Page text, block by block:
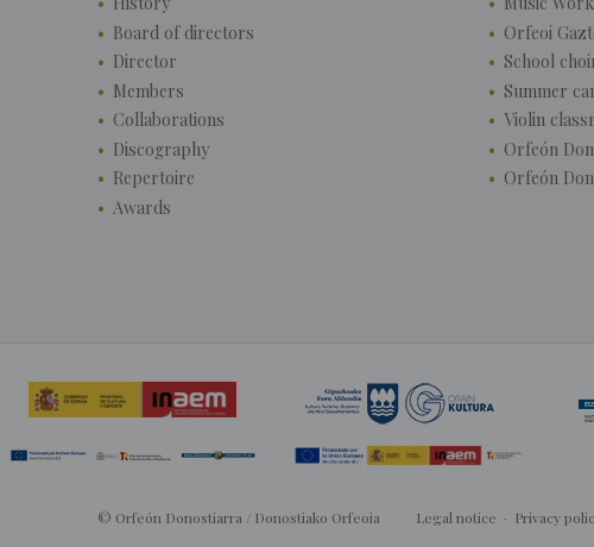
Board of directors
Director
Members
Collaborations
Discography
Repertoire
Awards
Orfeoi
School
Summer
Violin
Orfeón
Orfeón
© Orfeón Donostiarra / Donostiako Orfeoia Legal notice · Privacy